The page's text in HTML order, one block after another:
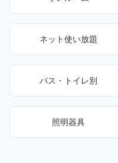
ネット使い放題
バス・トイレ別
照明器具